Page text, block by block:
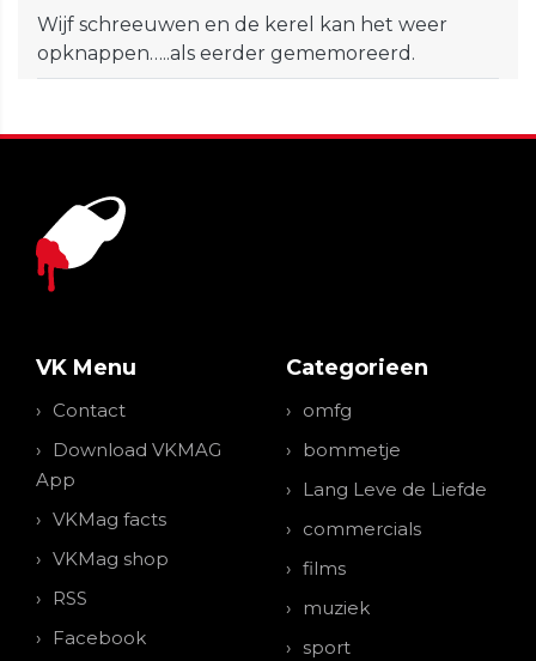
Wijf schreeuwen en de kerel kan het weer
opknappen…..als eerder gememoreerd.
VK Menu
Contact
Download VKMAG
App
VKMag facts
VKMag shop
RSS
Facebook
Categorieen
omfg
bommetje
Lang Leve de Liefde
commercials
films
muziek
sport